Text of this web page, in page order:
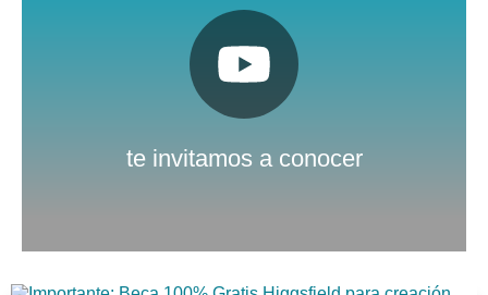
te invitamos a conocer
Pulsa aquí